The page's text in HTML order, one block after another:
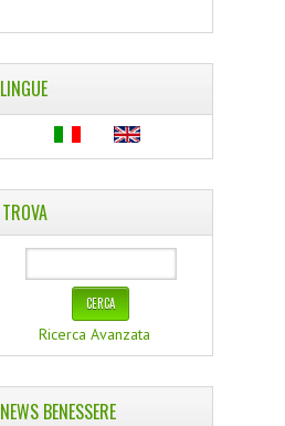
LINGUE
TROVA
Ricerca Avanzata
NEWS BENESSERE